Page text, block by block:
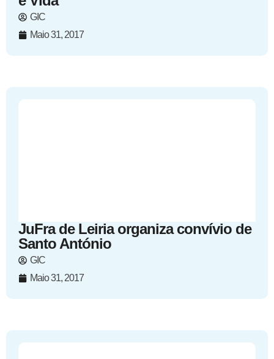
GIC
Maio 31, 2017
JuFra de Leiria organiza convívio de
Santo António
GIC
Maio 31, 2017